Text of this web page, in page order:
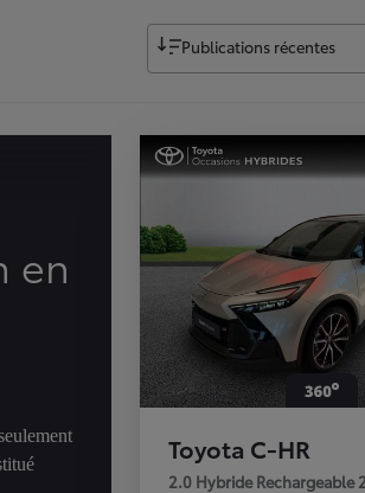
Publications récentes
en
Toyota C-HR
2.0 Hybride Rechargeable